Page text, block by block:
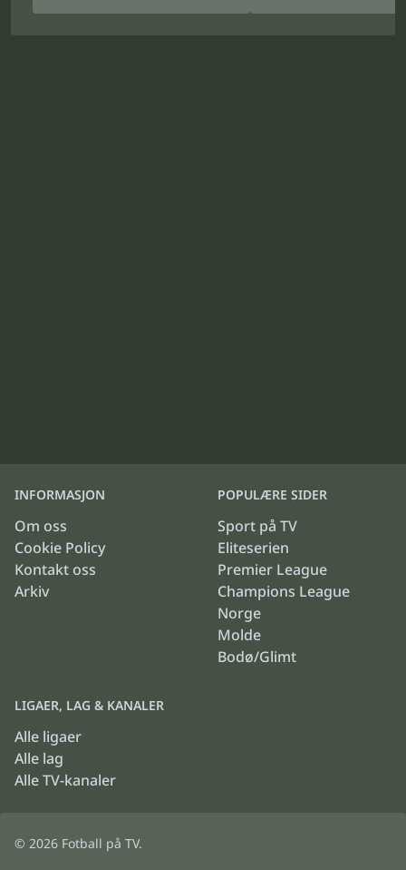
INFORMASJON
Om oss
Cookie Policy
Kontakt oss
Arkiv
POPULÆRE SIDER
Sport på TV
Eliteserien
Premier League
Champions League
Norge
Molde
Bodø/Glimt
LIGAER, LAG & KANALER
Alle ligaer
Alle lag
Alle TV-kanaler
© 2026 Fotball på TV.